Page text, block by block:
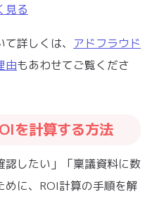
見る
て詳しくは、 アドフラウド
由もあわせてご覧くださ
を計算する方法
認したい」「稟議資料に数
に、ROI計算の手順を解